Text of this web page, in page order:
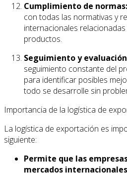
Cumplimiento de normas:
con todas las normativas y
internacionales
productos.
Seguimiento y
seguimiento constante del
para identificar posibles
todo se desarrolle sin
Importancia de la logística de
La logística de exportación es
siguiente:
Permite que las
mercados internacionales